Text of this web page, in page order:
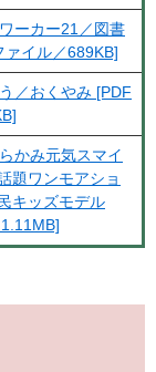
ーカー21／図書
イル／689KB]
／おくやみ [PDF
かみ元気スマイ
題ワンモアショ
キッズモデル